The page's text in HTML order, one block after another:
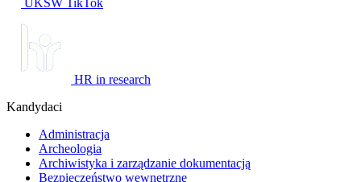
UKSW TikTok
HR in research
Kandydaci
Administracja
Archeologia
Archiwistyka i zarządzanie dokumentacją
Bezpieczeństwo wewnętrzne